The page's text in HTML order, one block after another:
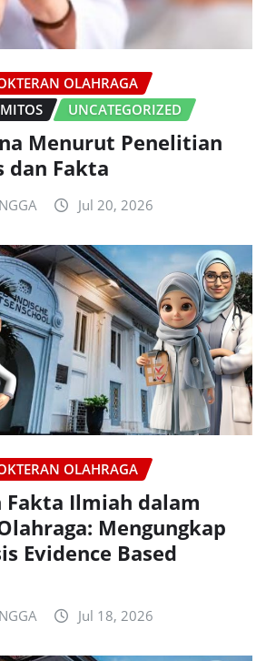
OLAHRAGA
UNCATEGORIZED
Menurut Penelitian
dan Fakta
Jul 20, 2026
OLAHRAGA
Fakta Ilmiah dalam
Mengungkap
Evidence Based
Jul 18, 2026